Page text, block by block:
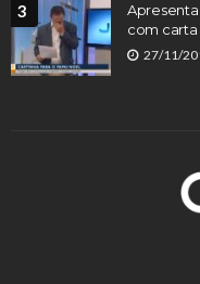
3
com carta
27/11/